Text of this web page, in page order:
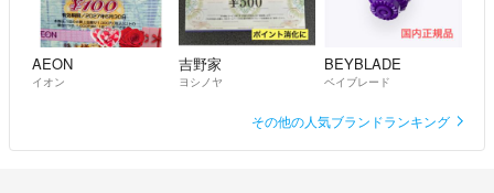
AEON
イオン
吉野家
ヨシノヤ
BEYBLADE
ベイブレード
その他の人気ブランドランキング